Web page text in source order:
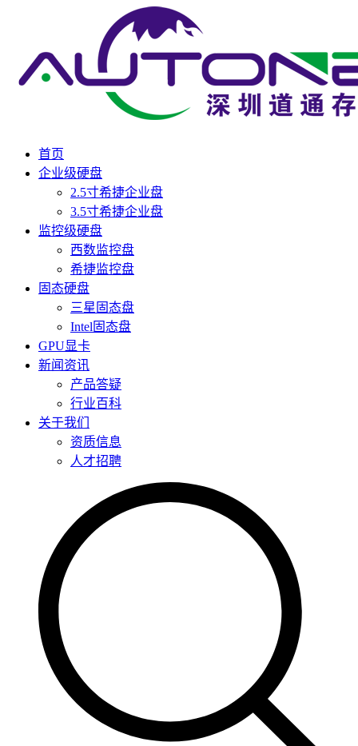
首页
企业级硬盘
2.5寸希捷企业盘
3.5寸希捷企业盘
监控级硬盘
西数监控盘
希捷监控盘
固态硬盘
三星固态盘
Intel固态盘
GPU显卡
新闻资讯
产品答疑
行业百科
关于我们
资质信息
人才招聘